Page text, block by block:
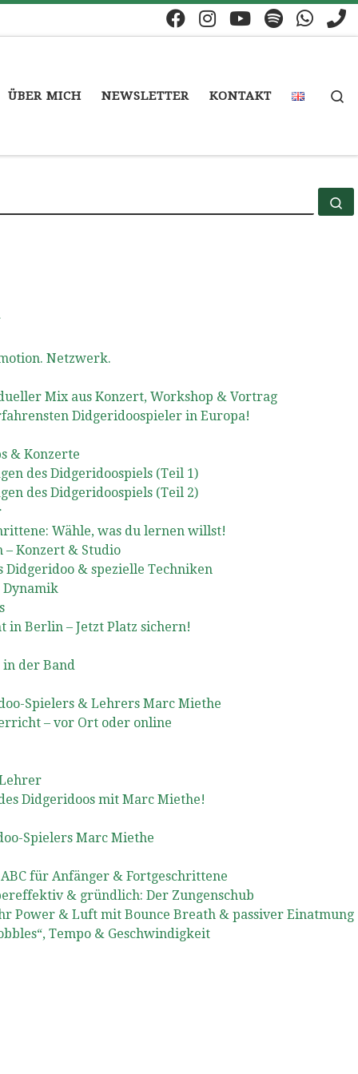
ÜBER MICH NEWSLETTER KONTAKT
Netzwerk.
Mix aus Konzert, Workshop & Vortrag
Didgeridoospieler in Europa!
& Konzerte
des Didgeridoospiels (Teil 1)
des Didgeridoospiels (Teil 2)
Wähle, was du lernen willst!
Konzert & Studio
& spezielle Techniken
Berlin – Jetzt Platz sichern!
der Band
Spielers & Lehrers Marc Miethe
– vor Ort oder online
Didgeridoos mit Marc Miethe!
Spielers Marc Miethe
für Anfänger & Fortgeschrittene
& gründlich: Der Zungenschub
Power & Luft mit Bounce Breath & passiver Einatmung
Tempo & Geschwindigkeit